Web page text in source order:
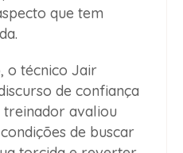
que tem
o técnico Jair
de confiança
avaliou
de buscar